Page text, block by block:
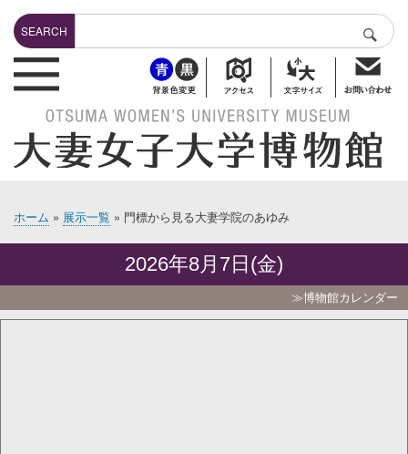
メ
ン
テ
ツ
に
動
検索
SEARCH
header-bottuns
パ
ず
ホーム 展示一覧 門標から見る大妻学院のあゆみ
2026年8月7日(金)
≫博物館カレンダー